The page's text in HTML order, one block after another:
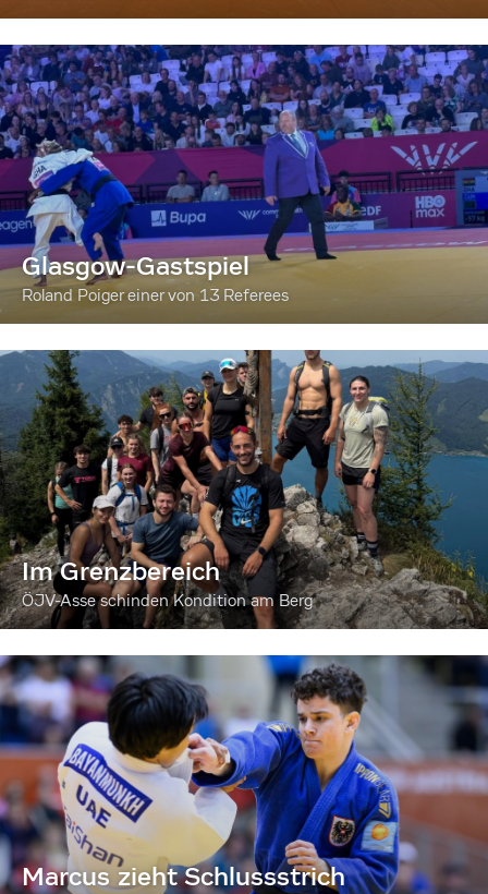
Glasgow-Gastspiel
Roland Poiger einer von 13 Referees
Im Grenzbereich
ÖJV-Asse schinden Kondition am Berg
Marcus zieht Schlussstrich